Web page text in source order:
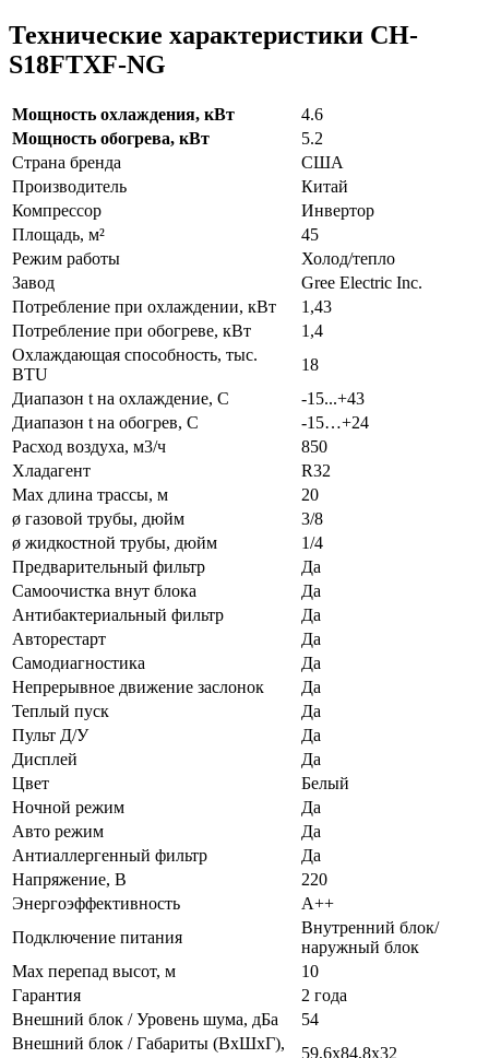
Технические характеристики CH-
S18FTXF-NG
Мощность охлаждения, кВт
4.6
Мощность обогрева, кВт
5.2
Страна бренда
США
Производитель
Китай
Компрессор
Инвертор
Площадь, м²
45
Режим работы
Холод/тепло
Завод
Gree Electric Inc.
Потребление при охлаждении, кВт
1,43
Потребление при обогреве, кВт
1,4
Охлаждающая способность, тыс.
BTU
18
Диапазон t на охлаждение, С
-15...+43
Диапазон t на обогрев, С
-15…+24
Расход воздуха, м3/ч
850
Хладагент
R32
Max длина трассы, м
20
ø газовой трубы, дюйм
3/8
ø жидкостной трубы, дюйм
1/4
Предварительный фильтр
Да
Самоочистка внут блока
Да
Антибактериальный фильтр
Да
Авторестарт
Да
Самодиагностика
Да
Непрерывное движение заслонок
Да
Теплый пуск
Да
Пульт Д/У
Да
Дисплей
Да
Цвет
Белый
Ночной режим
Да
Авто режим
Да
Антиаллергенный фильтр
Да
Напряжение, В
220
Энергоэффективность
A++
Подключение питания
Внутренний блок/
наружный блок
Max перепад высот, м
10
Гарантия
2 года
Внешний блок / Уровень шума, дБа
54
Внешний блок / Габариты (ВхШхГ),
59,6х84,8х32